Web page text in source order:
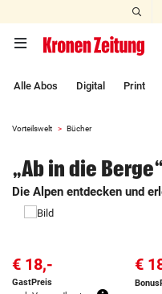
Alle Abos Digital Print
Vorteilswelt Bücher
„Ab in die Berge“
Die Alpen entdecken und
€ 18,-
GastPreis
€